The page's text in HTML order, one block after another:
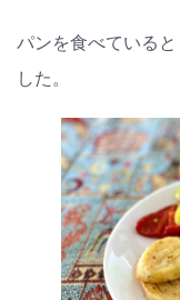
パンを食べている
した。